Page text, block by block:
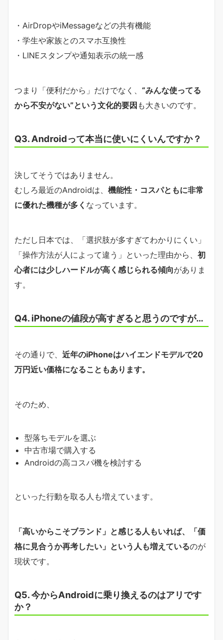
・AirDropやiMessageなどの共有機能
・学生や家族とのスマホ互換性
・LINEスタンプや通知表示の統一感
つまり「便利だから」だけでなく、 “みんな使ってる
から不安がない”という文化的要因 も大きいのです。
Q3. Androidって本当に使いにくいんですか？
決してそうではありません。
むしろ最近のAndroidは、 機能性・コスパともに非常
に優れた機種が多く なっています。
ただし日本では、「選択肢が多すぎてわかりにくい」
「操作方法が人によって違う」といった理由から、 初
心者には少しハードルが高く感じられる傾向がありま
す。
Q4. iPhoneの値段が高すぎると思うのですが…
その通りで、 近年のiPhoneはハイエンドモデルで20
万円近い価格になることもあります。
そのため、
型落ちモデルを選ぶ
中古市場で購入する
Androidの高コスパ機を検討する
といった行動を取る人も増えています。
「高いからこそブランド」と感じる人もいれば、「価
格に見合うか再考したい」という人も増えているのが
現状です。
Q5. 今からAndroidに乗り換えるのはアリです
か？